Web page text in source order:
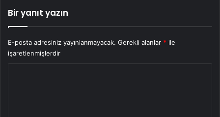
Bir yanıt yazın
E-posta adresiniz yayınlanmayacak. Gerekli alanlar * ile
işaretlenmişlerdir